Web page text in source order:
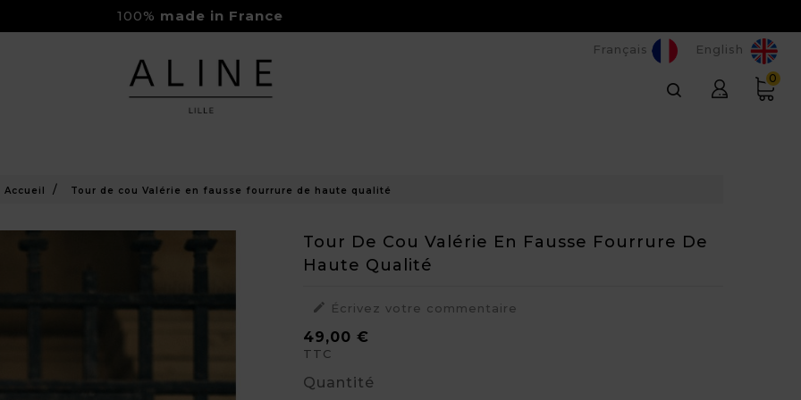
100% made in France
Livraison Gratuite à partir de 150€
0
Français English
Accueil Tour de cou Valérie en fausse fourrure de haute qualité
Tour De Cou Valérie En Fausse Fourrure De
Haute Qualité
 Écrivez votre commentaire
49,00 €
TTC
Quantité